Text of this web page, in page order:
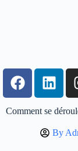
Comment se
By